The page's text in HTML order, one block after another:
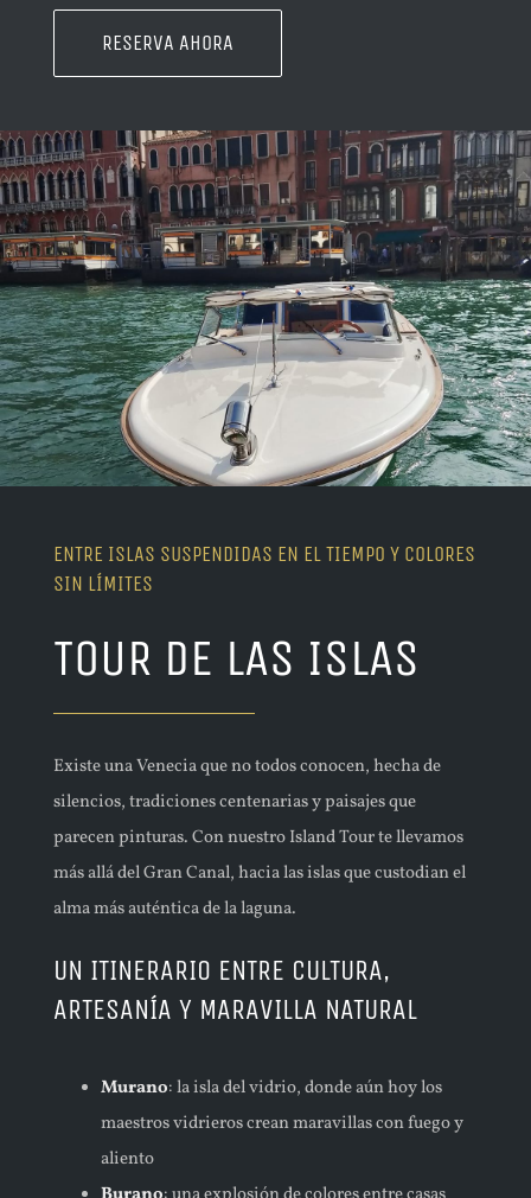
RESERVA AHORA
ENTRE ISLAS SUSPENDIDAS EN EL TIEMPO Y COLORES
SIN LÍMITES
TOUR DE LAS ISLAS
Existe una Venecia que no todos conocen, hecha de
silencios, tradiciones centenarias y paisajes que
parecen pinturas. Con nuestro Island Tour te llevamos
más allá del Gran Canal, hacia las islas que custodian el
alma más auténtica de la laguna.
UN ITINERARIO ENTRE CULTURA,
ARTESANÍA Y MARAVILLA NATURAL
Murano: la isla del vidrio, donde aún hoy los
maestros vidrieros crean maravillas con fuego y
aliento